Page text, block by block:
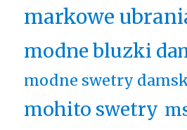
markowe
modne bluzki
modne swetry
mohito swetry